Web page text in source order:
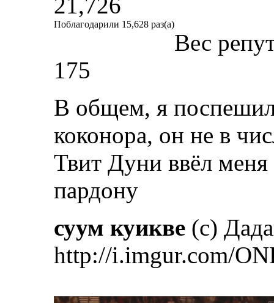
Поблагодарили 15,628 раз(а)
Вес
175
В общем, я
коконора, он не в
Твит Дуни ввёл
пардону
суум куикве (с)
http://i.imgur.com/